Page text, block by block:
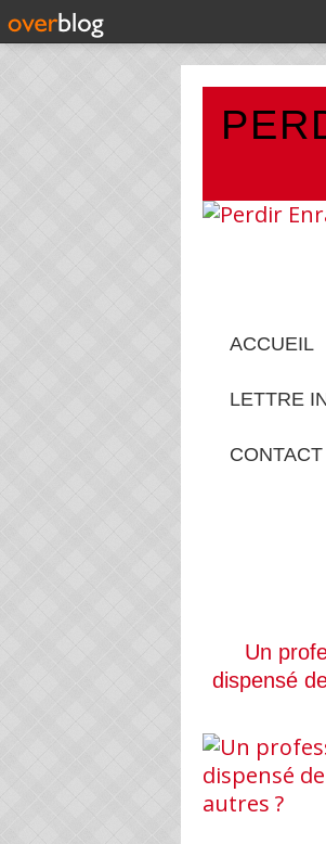
ACCUEIL
LETTRE
CONTACT
Un
dispensé